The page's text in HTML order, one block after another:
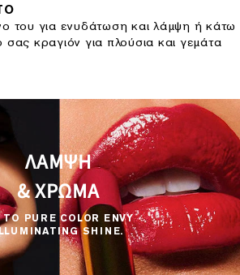
του για ενυδάτωση και λάμψη ή κάτω
κραγιόν για πλούσια και γεμάτα
ΛΑΜΨΗ
& ΧΡΩΜΑ
PURE COLOR ENVY
SHINE.